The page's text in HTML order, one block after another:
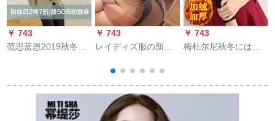
￥ 743
范思蓝恩2019秋冬新
怠惰なステアセタ-ミ
￥ 743
レイディズ服の新商
ハ-フテートの女性の
服です。冬の女性の
服はワンピケのプレ
レスの秋の服です。
￥ 743
梅杜尔尼秋冬にはボ
インナー女黒フロズ